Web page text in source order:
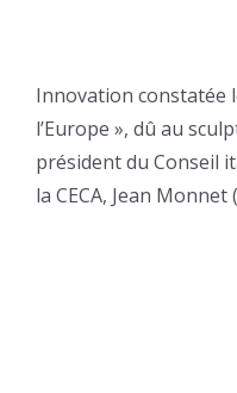
Innovation constatée
l’Europe », dû au
président du Conseil
la CECA, Jean